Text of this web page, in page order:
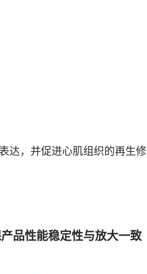
达，并促进心肌组织的再生修
品性能稳定性与放大一致